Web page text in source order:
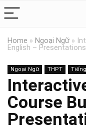
Home » Ngoại Ngữ »
English – Presentations
Ngoại Ngữ THPT
Course